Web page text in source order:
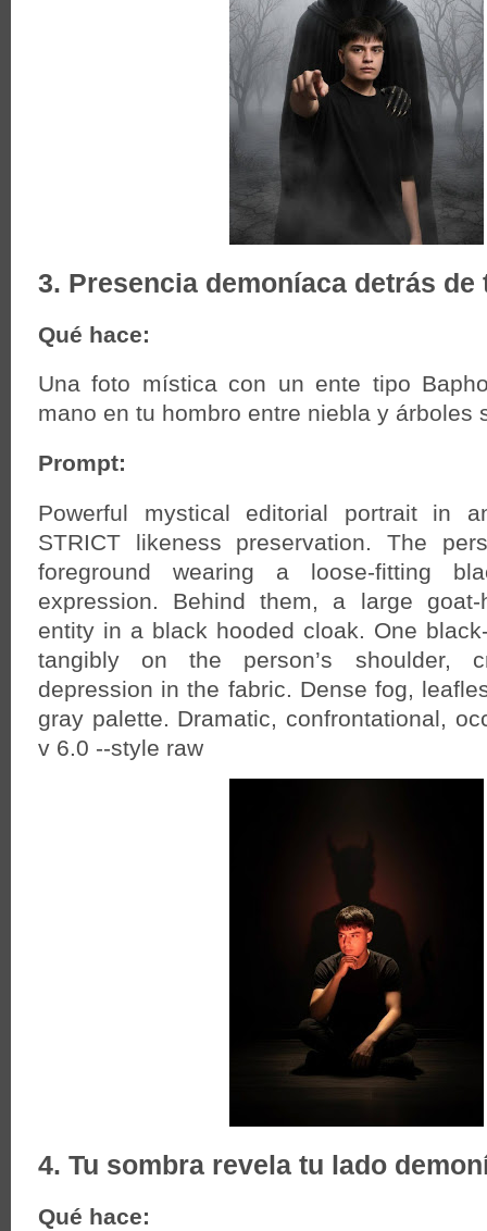
3. Presencia demoníaca detrás de
Qué hace:
Una foto mística con un ente tipo
mano en tu hombro entre niebla y árboles
Prompt:
Powerful mystical editorial portrait in
STRICT likeness preservation. The
foreground wearing a loose-fitting
expression. Behind them, a large goat-
entity in a black hooded cloak. One
tangibly on the person’s shoulder,
depression in the fabric. Dense fog,
gray palette. Dramatic, confrontational,
v 6.0 --style raw
4. Tu sombra revela tu lado
Qué hace: